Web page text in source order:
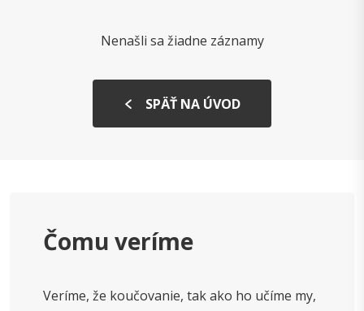
Nenašli sa žiadne záznamy
SPÄŤ NA ÚVOD
Čomu veríme
Veríme, že koučovanie, tak ako ho učíme my,